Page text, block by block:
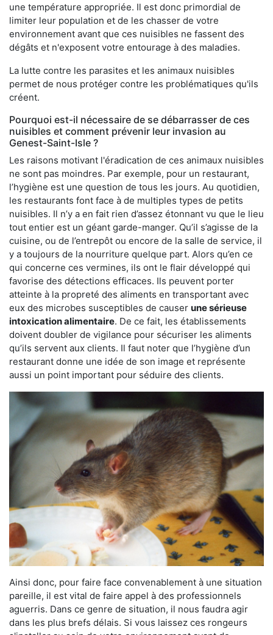
une température appropriée. Il est donc primordial de
limiter leur population et de les chasser de votre
environnement avant que ces nuisibles ne fassent des
dégâts et n'exposent votre entourage à des maladies.
La lutte contre les parasites et les animaux nuisibles
permet de nous protéger contre les problématiques qu'ils
créent.
Pourquoi est-il nécessaire de se débarrasser de ces
nuisibles et comment prévenir leur invasion au
Genest-Saint-Isle ?
Les raisons motivant l'éradication de ces animaux nuisibles
ne sont pas moindres. Par exemple, pour un restaurant,
l’hygiène est une question de tous les jours. Au quotidien,
les restaurants font face à de multiples types de petits
nuisibles. Il n’y a en fait rien d’assez étonnant vu que le lieu
tout entier est un géant garde-manger. Qu’il s’agisse de la
cuisine, ou de l’entrepôt ou encore de la salle de service, il
y a toujours de la nourriture quelque part. Alors qu’en ce
qui concerne ces vermines, ils ont le flair développé qui
favorise des détections efficaces. Ils peuvent porter
atteinte à la propreté des aliments en transportant avec
eux des microbes susceptibles de causer une sérieuse
intoxication alimentaire. De ce fait, les établissements
doivent doubler de vigilance pour sécuriser les aliments
qu’ils servent aux clients. Il faut noter que l’hygiène d’un
restaurant donne une idée de son image et représente
aussi un point important pour séduire des clients.
Ainsi donc, pour faire face convenablement à une situation
pareille, il est vital de faire appel à des professionnels
aguerris. Dans ce genre de situation, il nous faudra agir
dans les plus brefs délais. Si vous laissez ces rongeurs